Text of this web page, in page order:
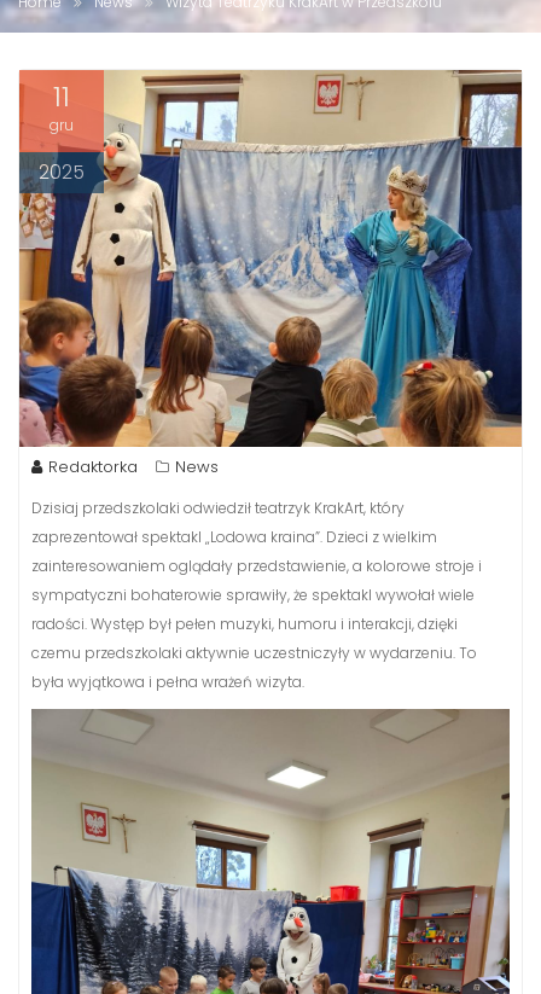
11
gru
2025
Redaktorka News
Dzisiaj przedszkolaki odwiedził teatrzyk KrakArt, który
zaprezentował spektakl „Lodowa kraina”. Dzieci z wielkim
zainteresowaniem oglądały przedstawienie, a kolorowe stroje i
sympatyczni bohaterowie sprawiły, że spektakl wywołał wiele
radości. Występ był pełen muzyki, humoru i interakcji, dzięki
czemu przedszkolaki aktywnie uczestniczyły w wydarzeniu. To
była wyjątkowa i pełna wrażeń wizyta.